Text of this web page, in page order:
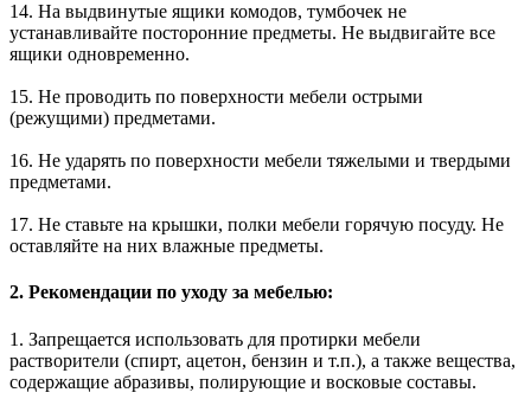
14. На выдвинутые ящики комодов, тумбочек не
устанавливайте посторонние предметы. Не выдвигайте все
ящики одновременно.
15. Не проводить по поверхности мебели острыми
(режущими) предметами.
16. Не ударять по поверхности мебели тяжелыми и твердыми
предметами.
17. Не ставьте на крышки, полки мебели горячую посуду. Не
оставляйте на них влажные предметы.
2. Рекомендации по уходу за мебелью:
1. Запрещается использовать для протирки мебели
растворители (спирт, ацетон, бензин и т.п.), а также вещества,
содержащие абразивы, полирующие и восковые составы.